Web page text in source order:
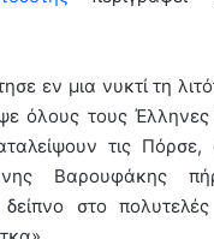
εν μια νυκτί τη
όλους τους
τις
Βαρουφάκης
στο πολυτελές